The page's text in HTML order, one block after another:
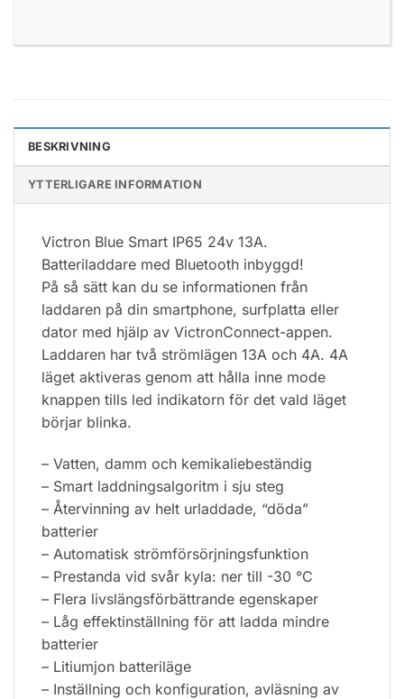
BESKRIVNING
YTTERLIGARE INFORMATION
Victron Blue Smart IP65 24v 13A.
Batteriladdare med Bluetooth inbyggd!
På så sätt kan du se informationen från
laddaren på din smartphone, surfplatta eller
dator med hjälp av VictronConnect-appen.
Laddaren har två strömlägen 13A och 4A. 4A
läget aktiveras genom att hålla inne mode
knappen tills led indikatorn för det vald läget
börjar blinka.
– Vatten, damm och kemikaliebeständig
– Smart laddningsalgoritm i sju steg
– Återvinning av helt urladdade, “döda”
batterier
– Automatisk strömförsörjningsfunktion
– Prestanda vid svår kyla: ner till -30 °C
– Flera livslängsförbättrande egenskaper
– Låg effektinställning för att ladda mindre
batterier
– Litiumjon batteriläge
– Inställning och konfiguration, avläsning av